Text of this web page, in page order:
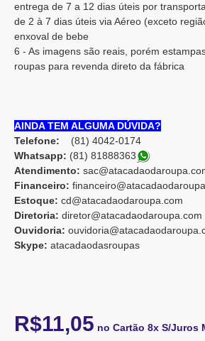
entrega de 7 a 12 dias úteis por
de 2 à 7 dias úteis via Aéreo (exceto
enxoval de bebe
6 - As imagens são reais, porém
roupas para revenda direto da fábrica
AINDA TEM ALGUMA DÚVIDA?
Telefone: (81) 4042-0174
Whatsapp: (81) 81888363
Atendimento:
Financeiro:
Estoque: cd@atacadaodaroupa.com
Diretoria: diretor@atacadaodaroupa.com
Ouvidoria:
Skype: atacadaodasroupas
R$11,05 no Cartão 8x S/Juros